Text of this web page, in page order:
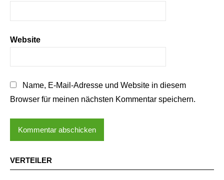
Website
Name, E-Mail-Adresse und Website in diesem
Browser für meinen nächsten Kommentar speichern.
VERTEILER